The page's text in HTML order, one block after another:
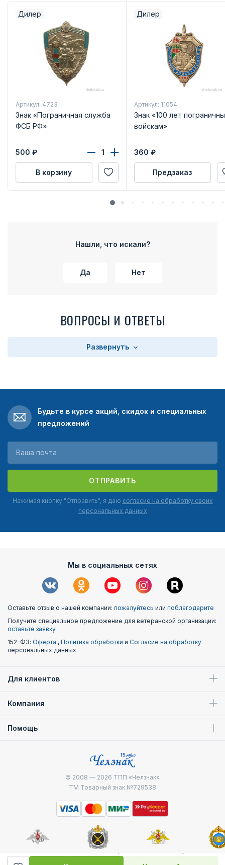
Дилер
Артикул: 4723
Знак «Пограничная служба
ФСБ РФ»
500 ₽
В корзину
Дилер
Артикул: 11054
Знак «100 лет
войскам»
360 ₽
Предзаказ
Нашли, что искали?
Да Нет
ВОПРОСЫ И ОТВЕТЫ
Развернуть
Будьте в курсе акций, скидок и специальных
предложений
ОТПРАВИТЬ
Нажимая кнопку "Отправить", я даю согласие на обработку своих
персональных данных
Мы в социальных сетях
Оставьте отзыв о нашей компании: пожалуйтесь или поблагодарите
Получите специальное предложение для ветеранской организации:
оставьте заявку
152-ФЗ: Оферта , Политика обработки и Согласие на обработку
персональных данных
Для клиентов
Компания
Помощь
© 2008 — 2026 ТПП «Челзнак»
ТМ Товарный знак №729538
Министерство
Генштаб ВС РФ
Военно-морской